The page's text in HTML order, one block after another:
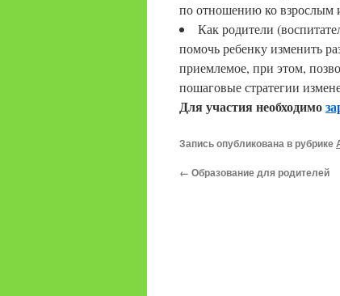
по отношению ко взрослым
Как родители
помочь ребенку изменить
приемлемое, при этом,
пошаговые стратегии
Для участия необходимо
Запись опубликована в рубрике
← Образование для родителей